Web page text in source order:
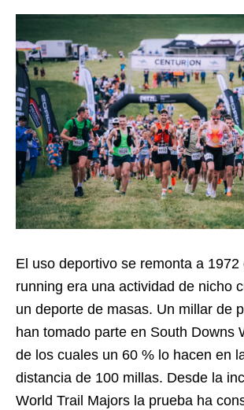
El uso deportivo se remonta a 1972
running era una actividad de nicho
un deporte de masas. Un millar de
han tomado parte en South Downs
de los cuales un 60 % lo hacen en
distancia de 100 millas. Desde la
World Trail Majors la prueba ha